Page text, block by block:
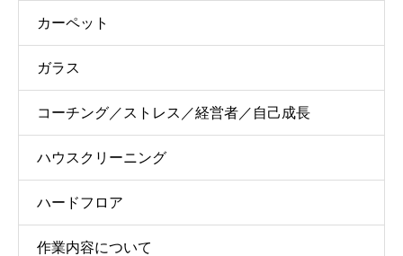
カーペット
ガラス
コーチング／ストレス／経営者／自己成長
ハウスクリーニング
ハードフロア
作業内容について